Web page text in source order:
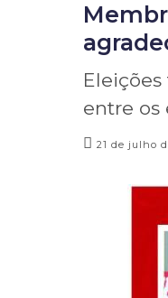
entre os
21 de julho